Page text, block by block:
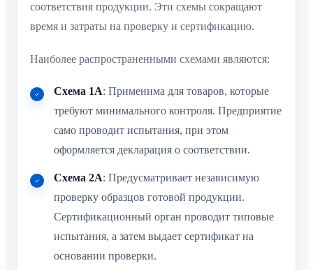
соответствия продукции. Эти схемы сокращают
время и затраты на проверку и сертификацию.
Наиболее распространенными схемами являются:
Схема 1А: Применима для товаров, которые
требуют минимального контроля. Предприятие
само проводит испытания, при этом
оформляется декларация о соответствии.
Схема 2А: Предусматривает независимую
проверку образцов готовой продукции.
Сертификационный орган проводит типовые
испытания, а затем выдает сертификат на
основании проверки.